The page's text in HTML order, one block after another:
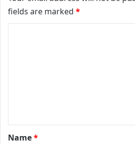
fields are marked *
*
Name*